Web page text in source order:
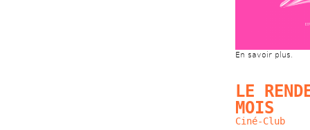
En savoir plus.
LE
MOIS
Ciné-Club